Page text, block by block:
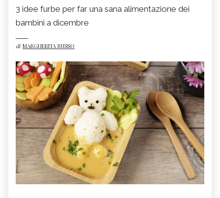
3 idee furbe per far una sana alimentazione dei
bambini a dicembre
di MARGHERITA RUSSO